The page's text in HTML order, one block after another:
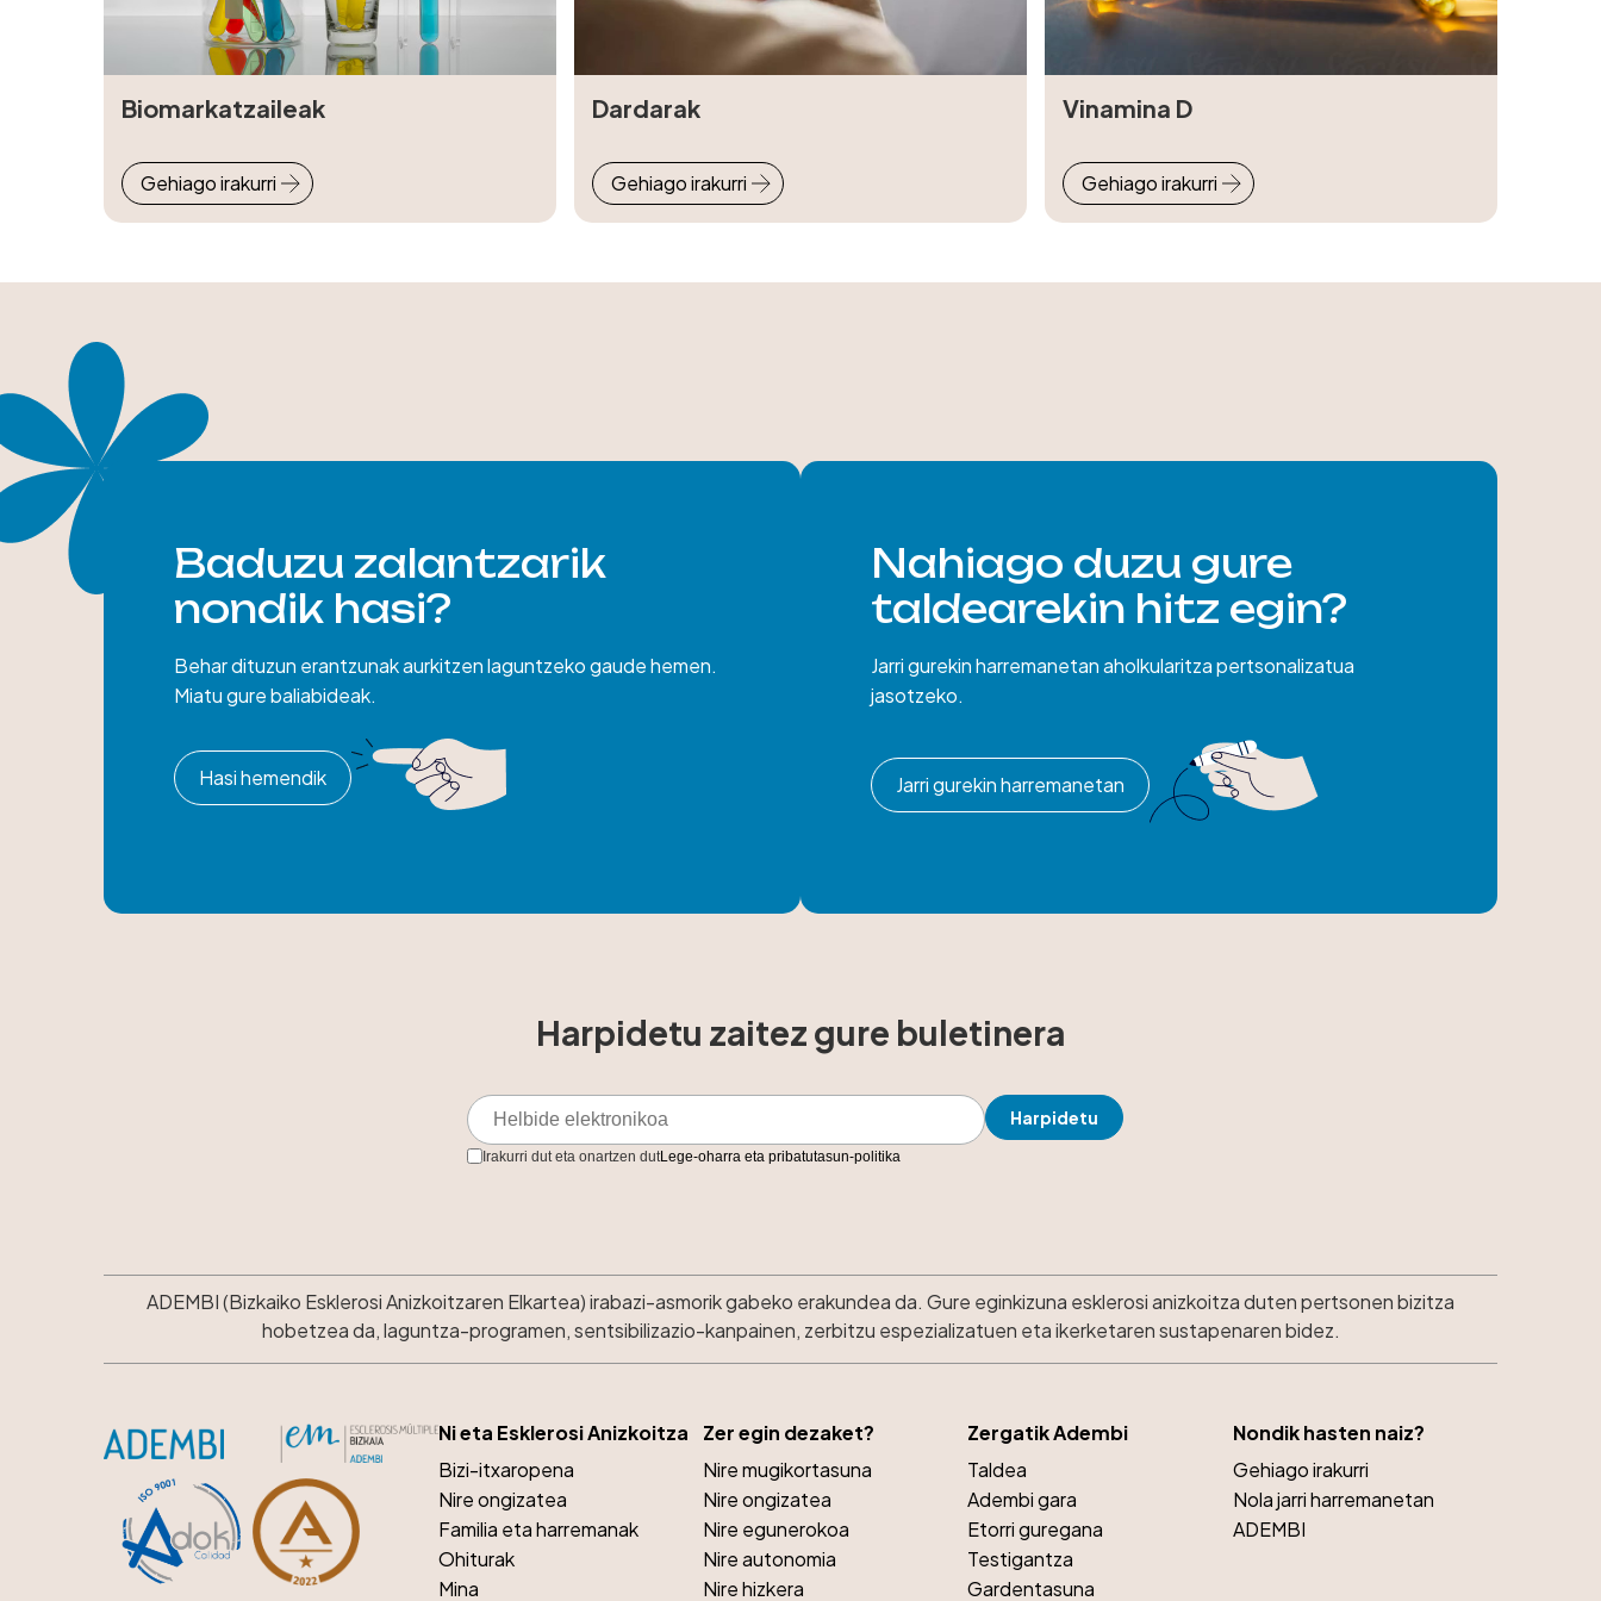
Biomarkatzaileak
Gehiago irakurri
Dardarak
Gehiago irakurri
Vinamina D
Gehiago irakurri
Baduzu zalantzarik
nondik hasi?
Behar dituzun erantzunak aurkitzen laguntzeko gaude hemen.
Miatu gure baliabideak.
Hasi hemendik
Nahiago duzu gure
taldearekin hitz egin?
Jarri gurekin harremanetan aholkularitza pertsonalizatua
jasotzeko.
Jarri gurekin harremanetan
Harpidetu zaitez gure buletinera
Irakurri dut eta onartzen dutLege-oharra eta pribatutasun-politika
ADEMBI (Bizkaiko Esklerosi Anizkoitzaren Elkartea) irabazi-asmorik gabeko erakundea da. Gure eginkizuna esklerosi anizkoitza duten pertsonen bizitza
hobetzea da, laguntza-programen, sentsibilizazio-kanpainen, zerbitzu espezializatuen eta ikerketaren sustapenaren bidez.
Ni eta Esklerosi Anizkoitza
Bizi-itxaropena
Nire ongizatea
Familia eta harremanak
Ohiturak
Mina
Zer egin dezaket?
Nire mugikortasuna
Nire ongizatea
Nire egunerokoa
Nire autonomia
Nire hizkera
Zergatik Adembi
Taldea
Adembi gara
Etorri guregana
Testigantza
Gardentasuna
Nondik hasten naiz?
Gehiago irakurri
Nola jarri harremanetan
ADEMBI